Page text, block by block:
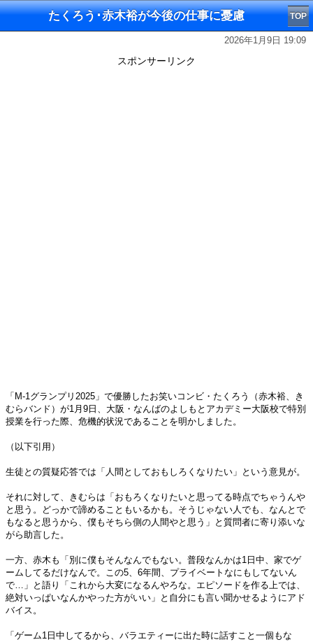
たくろう･赤木裕が今後の仕事に憂慮 TOP
2026年1月9日 19:09
スポンサーリンク
「M-1グランプリ2025」で優勝したお笑いコンビ・たくろう（赤木裕、き
むらバンド）が1月9日、大阪・なんばのよしもとアカデミー大阪校で特別
授業を行った際、危機的状況であることを明かしました。
（以下引用）
生徒との質疑応答では「人間としておもしろくなりたい」という意見が。
それに対して、きむらは「おもろくなりたいと思ってる時点でちゃうんや
と思う。どっかで諦めることもいるかも。そうじゃない人でも、なんとで
もなると思うから、僕もそちら側の人間やと思う」と質問者に寄り添いな
がら助言した。
一方、赤木も「別に僕もそんなんでもない。普段なんかは1日中、家でゲ
ームしてるだけなんで。この5、6年間、プライベートなにもしてないん
で…」と語り「これから大変になるんやろな。エピソードを作る上では、
絶対いっぱいなんかやった方がいい」と自分にも言い聞かせるようにアド
バイス。
「ゲーム1日中してるから、バラエティーに出た時に話すこと一個もな